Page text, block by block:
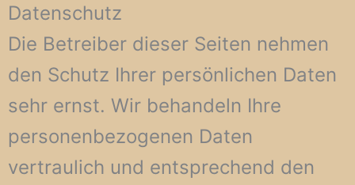
Datenschutz
Die Betreiber dieser Seiten nehmen
den Schutz Ihrer persönlichen Daten
sehr ernst. Wir behandeln Ihre
personenbezogenen Daten
vertraulich und entsprechend den